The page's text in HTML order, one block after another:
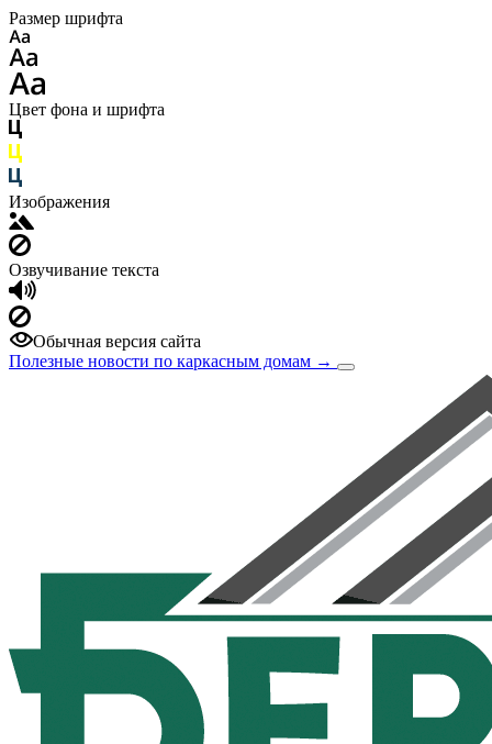
Размер шрифта
Цвет фона и шрифта
Изображения
Озвучивание текста
Обычная версия сайта
Полезные новости по каркасным домам →